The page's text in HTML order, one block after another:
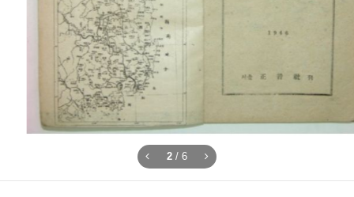
2 / 6